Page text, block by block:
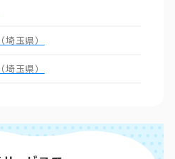
（埼玉県）
（埼玉県）